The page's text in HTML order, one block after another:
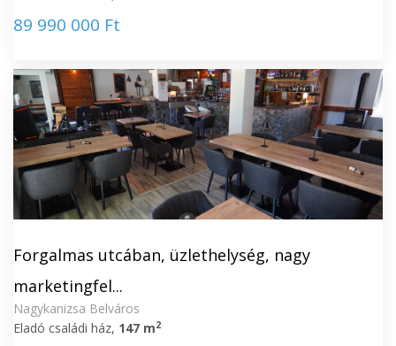
89 990 000 Ft
Forgalmas utcában, üzlethelység, nagy
marketingfel...
Nagykanizsa Belváros
Eladó családi ház, 147 m2